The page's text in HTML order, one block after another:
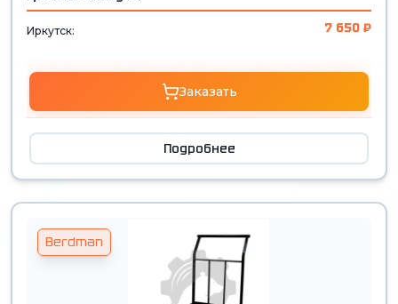
Иркутск: 7 650 ₽
Заказать
Подробнее
Berdman